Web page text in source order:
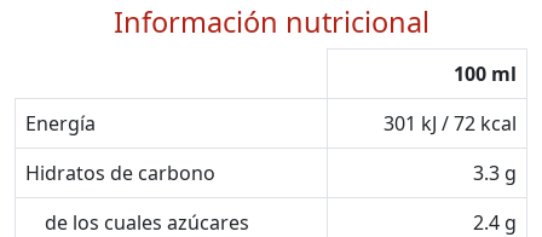
Información nutricional
100 ml
Energía
301 kJ / 72 kcal
Hidratos de carbono
3.3 g
de los cuales azúcares
2.4 g